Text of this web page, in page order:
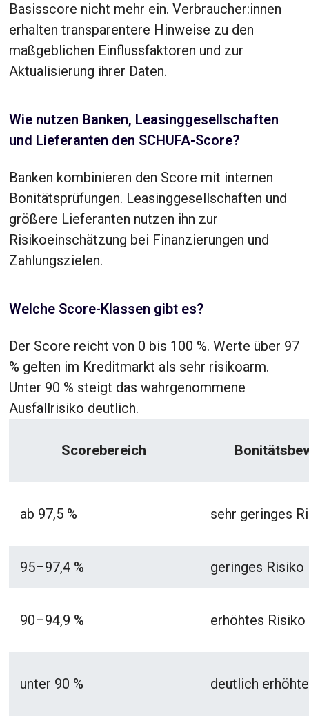
Basisscore nicht mehr ein. Verbraucher:innen
erhalten transparentere Hinweise zu den
maßgeblichen Einflussfaktoren und zur
Aktualisierung ihrer Daten.
Wie nutzen Banken, Leasinggesellschaften
und Lieferanten den SCHUFA-Score?
Banken kombinieren den Score mit internen
Bonitätsprüfungen. Leasinggesellschaften und
größere Lieferanten nutzen ihn zur
Risikoeinschätzung bei Finanzierungen und
Zahlungszielen.
Welche Score-Klassen gibt es?
Der Score reicht von 0 bis 100 %. Werte über 97
% gelten im Kreditmarkt als sehr risikoarm.
Unter 90 % steigt das wahrgenommene
Ausfallrisiko deutlich.
Scorebereich
ab 97,5 % sehr geringes
95–97,4 % geringes Risiko
90–94,9 % erhöhtes Risiko
unter 90 % deutlich